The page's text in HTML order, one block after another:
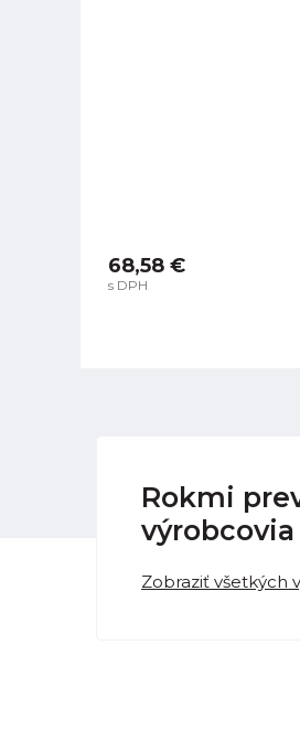
68,58 €
s DPH
Rokmi
Zobraziť všetkých